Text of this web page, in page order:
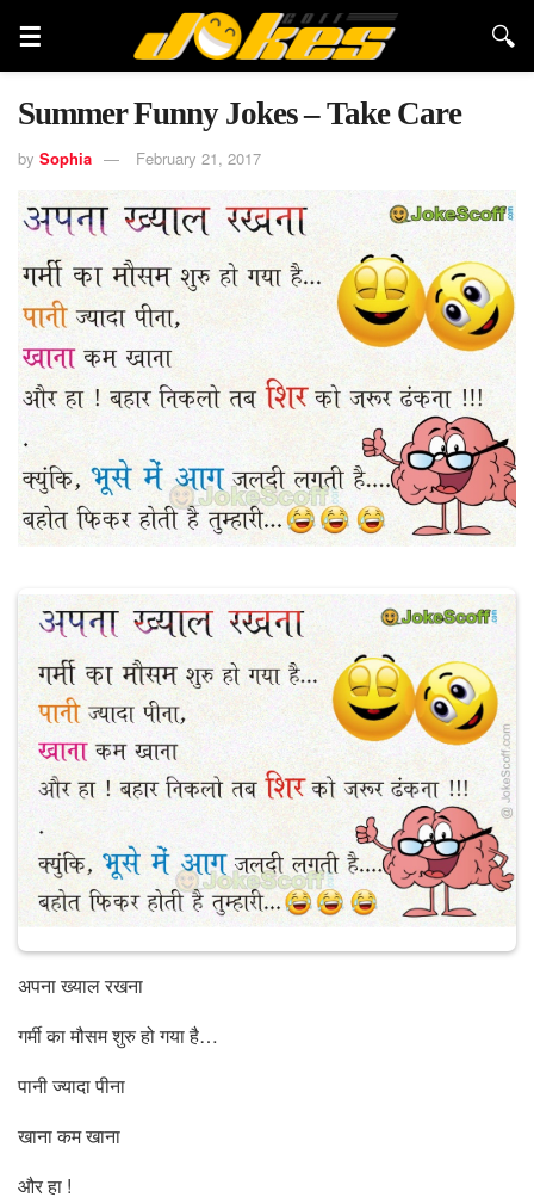
Summer Funny Jokes – Take Care
by Sophia February 21, 2017
अपना ख्याल रखना
गर्मी का मौसम शुरु हो गया है…
पानी ज्यादा पीना
खाना कम खाना
और हा !